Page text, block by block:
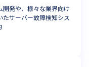
発や、様々な業界向け
サーバー故障検知シス